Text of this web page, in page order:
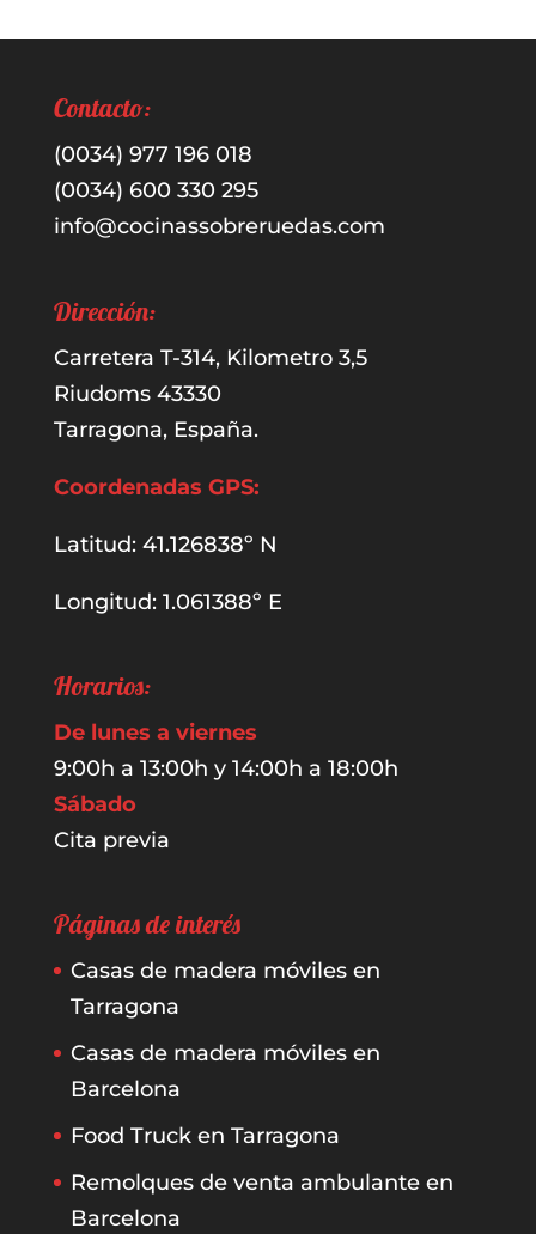
Contacto:
(0034) 977 196 018
(0034) 600 330 295
info@cocinassobreruedas.com
Dirección:
Carretera T-314, Kilometro 3,5
Riudoms 43330
Tarragona, España.
Coordenadas GPS:
Latitud: 41.126838º N
Longitud: 1.061388º E
Horarios:
De lunes a viernes
9:00h a 13:00h y 14:00h a 18:00h
Sábado
Cita previa
Páginas de interés
Casas de madera móviles en
Tarragona
Casas de madera móviles en
Barcelona
Food Truck en Tarragona
Remolques de venta ambulante en
Barcelona